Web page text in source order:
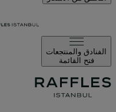
الفنادق والمنتجعات
فتح القائمة